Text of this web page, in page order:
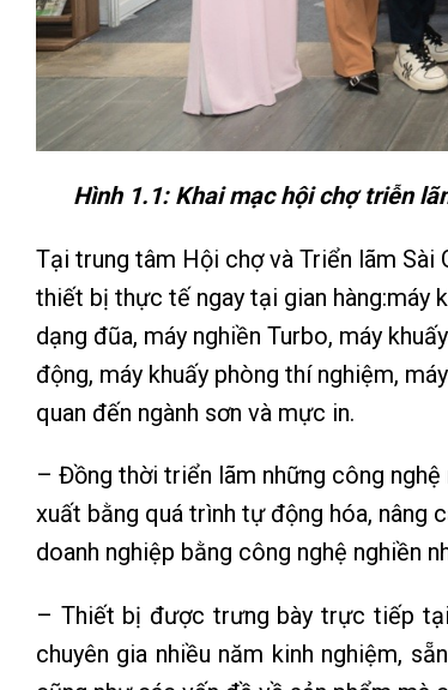
Hình 1.1: Khai mạc hội chợ triễn
Tại trung tâm Hội chợ và Triển lãm Sài
thiết bị thực tế ngay tại gian hàng:máy
dạng đũa, máy nghiền Turbo, máy
động, máy khuấy phòng thí nghiệm,
quan đến ngành sơn và mực in.
– Đồng thời triển lãm những công
xuất bằng quá trình tự động hóa, nâng
doanh nghiệp bằng công nghệ nghiền
– Thiết bị được trưng bày trực tiếp
chuyên gia nhiều năm kinh nghiệm,